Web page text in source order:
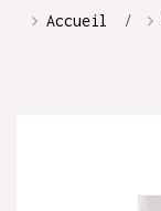
Accueil